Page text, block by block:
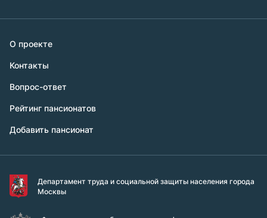
О проекте
Контакты
Вопрос-ответ
Рейтинг пансионатов
Добавить пансионат
Департамент труда и социальной защиты населения города
Москвы